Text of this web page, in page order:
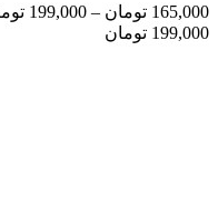
165,000 تومان –
199,000
199,000 تومان